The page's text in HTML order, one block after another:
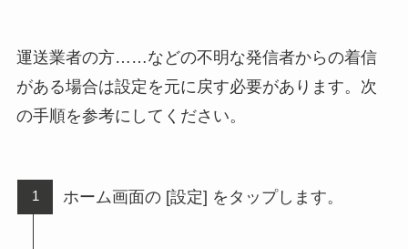
運送業者の方……などの不明な発信者からの着信
がある場合は設定を元に戻す必要があります。次
の手順を参考にしてください。
ホーム画面の [設定] をタップします。